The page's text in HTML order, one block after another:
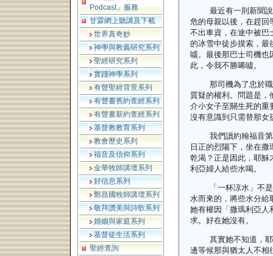
Podcast」服務
甘霖網上聽講及下載
世界真奇妙
神學與教義研究系列
聖經研究系列
實踐神學系列
有聲聖經背景系列
有聲書舊約查經系列
有聲書新約查經系列
基督教教育系列
教會歷史系列
福音及信仰系列
金華牧師講壇系列
好信息系列
鄭昌國牧師講壇系列
敬拜讚美與詩歌系列
婚姻與家庭系列
基督徒生活系列
聖經查詢
最近有一則新聞
危的母親以後，在趕回
不出車資，在途中被巴
的冰雪中徒步摸索，最
噓。最後那巴士司機也
此，令我不勝唏噓。
那司機為了忠於
質疑的權利。問題是，
介小女子至關生死的重
沒有意識到只需替那女
我們讀約翰福音
日正的烈陽下，坐在
乾渴？正是因此，耶穌
利亞婦人給些水喝。
「一杯涼水」不
水而來的，將些水分給
她有權因「撒瑪利亞人
求。好在她沒有。
其實她不知道，
邊等候那與猶太人不相